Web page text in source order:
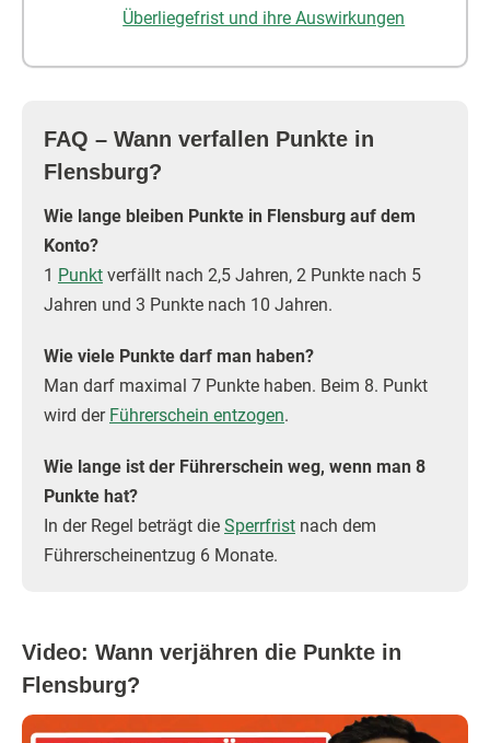
Überliegefrist und ihre Auswirkungen
FAQ – Wann verfallen Punkte in
Flensburg?
Wie lange bleiben Punkte in Flensburg auf dem
Konto?
1 Punkt verfällt nach 2,5 Jahren, 2 Punkte nach 5
Jahren und 3 Punkte nach 10 Jahren.
Wie viele P‌unkte darf man haben?
Man darf maximal 7 Punkte haben. Beim 8. Punkt
wird der Führerschein entzogen.
Wie lange ist der Führer‌schein weg, wenn man 8
Punkte hat?
In der Regel beträgt die Sperrfrist nach dem
Führerscheinentzug 6 Monate.
Video: Wann verjähren die Punkte in
Flensburg?